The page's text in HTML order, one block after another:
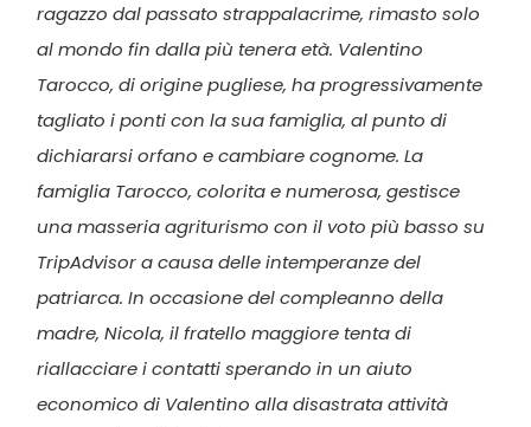
ragazzo dal passato strappalacrime, rimasto solo
al mondo fin dalla più tenera età. Valentino
Tarocco, di origine pugliese, ha progressivamente
tagliato i ponti con la sua famiglia, al punto di
dichiararsi orfano e cambiare cognome. La
famiglia Tarocco, colorita e numerosa, gestisce
una masseria agriturismo con il voto più basso su
TripAdvisor a causa delle intemperanze del
patriarca. In occasione del compleanno della
madre, Nicola, il fratello maggiore tenta di
riallacciare i contatti sperando in un aiuto
economico di Valentino alla disastrata attività